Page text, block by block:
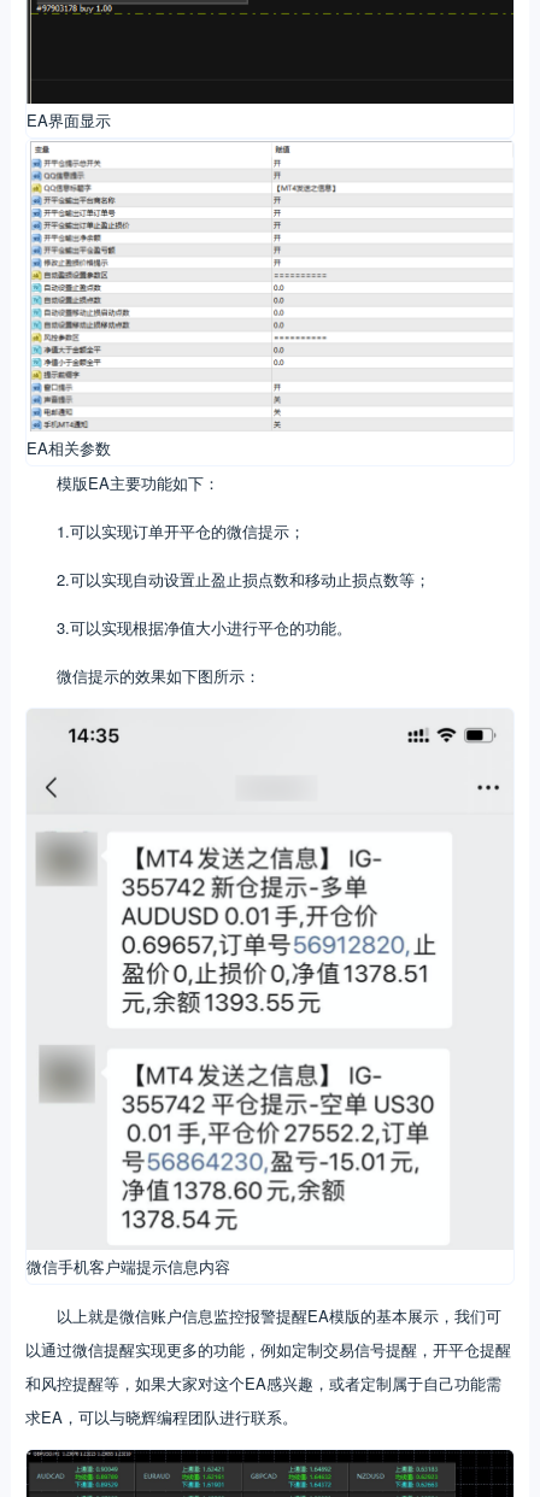
EA界面显示
EA相关参数
模版EA主要功能如下：
1.可以实现订单开平仓的微信提示；
2.可以实现自动设置止盈止损点数和移动止损点数等；
3.可以实现根据净值大小进行平仓的功能。
微信提示的效果如下图所示：
微信手机客户端提示信息内容
以上就是微信账户信息监控报警提醒EA模版的基本展示，我们可
以通过微信提醒实现更多的功能，例如定制交易信号提醒，开平仓提醒
和风控提醒等，如果大家对这个EA感兴趣，或者定制属于自己功能需
求EA，可以与晓辉编程团队进行联系。